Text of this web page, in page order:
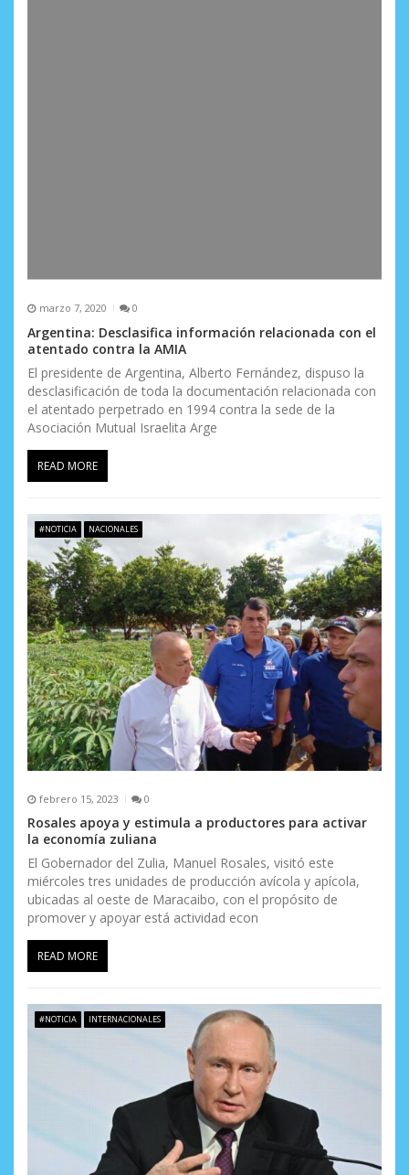
marzo 7, 2020 0
Argentina: Desclasifica información relacionada con el
atentado contra la AMIA
El presidente de Argentina, Alberto Fernández, dispuso la
desclasificación de toda la documentación relacionada con
el atentado perpetrado en 1994 contra la sede de la
Asociación Mutual Israelita Arge
READ MORE
#NOTICIA NACIONALES
febrero 15, 2023 0
Rosales apoya y estimula a productores para activar
la economía zuliana
El Gobernador del Zulia, Manuel Rosales, visitó este
miércoles tres unidades de producción avícola y apícola,
ubicadas al oeste de Maracaibo, con el propósito de
promover y apoyar está actividad econ
READ MORE
#NOTICIA INTERNACIONALES